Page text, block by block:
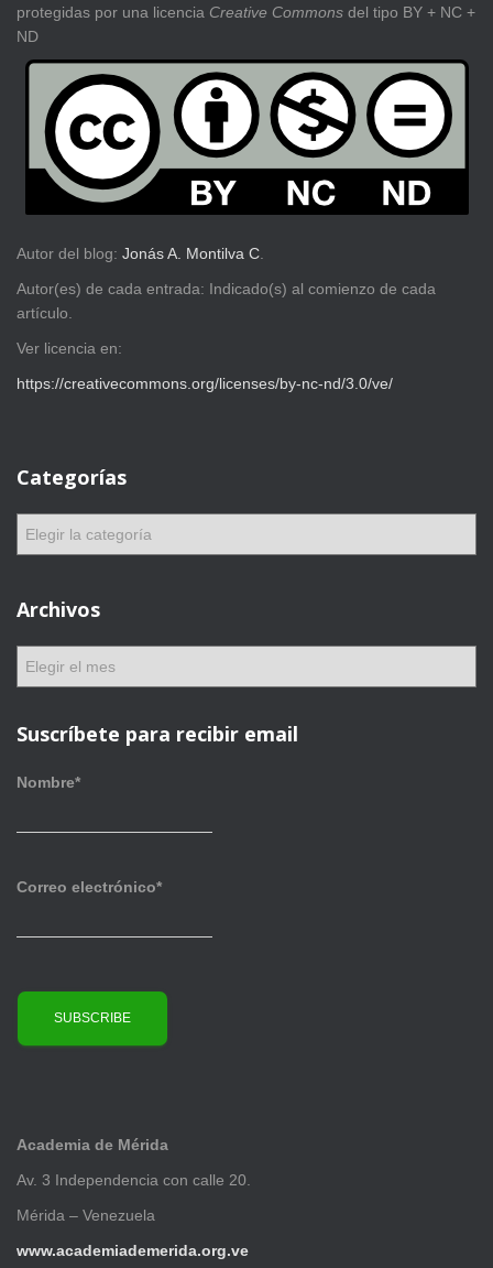
protegidas por una licencia Creative Commons del tipo BY + NC +
ND
Autor del blog: Jonás A. Montilva C
Autor(es) de cada entrada: Indicado(s) al comienzo de cada
artículo.
Ver licencia en:
https://creativecommons.org/licenses/by-nc-nd/3.0/ve/
Categorías
g
o
s
Archivos
h
v
Suscríbete para recibir email
Nombre*
Correo electrónico*
Academia de Mérida
Av. 3 Independencia con calle 20.
Mérida – Venezuela
www.academiademerida.org.ve